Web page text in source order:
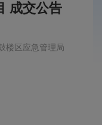
成交公告
楼区应急管理局